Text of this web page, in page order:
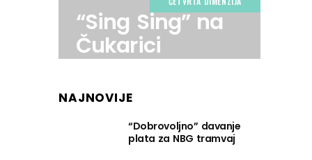
“Sing Sing” na
Čukarici
NAJNOVIJE
“Dobrovoljno” davanje
plata za NBG tramvaj